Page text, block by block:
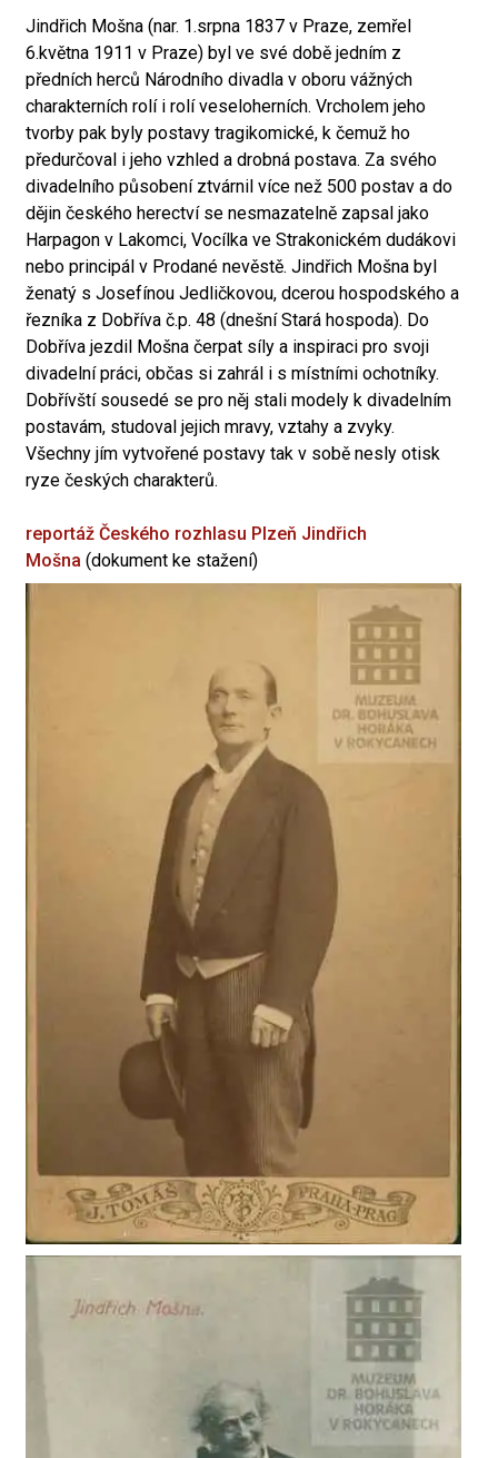
Jindřich Mošna (nar. 1.srpna 1837 v Praze, zemřel
6.května 1911 v Praze) byl ve své době jedním z
předních herců Národního divadla v oboru vážných
charakterních rolí i rolí veseloherních. Vrcholem jeho
tvorby pak byly postavy tragikomické, k čemuž ho
předurčoval i jeho vzhled a drobná postava. Za svého
divadelního působení ztvárnil více než 500 postav a do
dějin českého herectví se nesmazatelně zapsal jako
Harpagon v Lakomci, Vocílka ve Strakonickém dudákovi
nebo principál v Prodané nevěstě. Jindřich Mošna byl
ženatý s Josefínou Jedličkovou, dcerou hospodského a
řezníka z Dobříva č.p. 48 (dnešní Stará hospoda). Do
Dobříva jezdil Mošna čerpat síly a inspiraci pro svoji
divadelní práci, občas si zahrál i s místními ochotníky.
Dobřívští sousedé se pro něj stali modely k divadelním
postavám, studoval jejich mravy, vztahy a zvyky.
Všechny jím vytvořené postavy tak v sobě nesly otisk
ryze českých charakterů.
reportáž Českého rozhlasu Plzeň Jindřich
Mošna (dokument ke stažení)